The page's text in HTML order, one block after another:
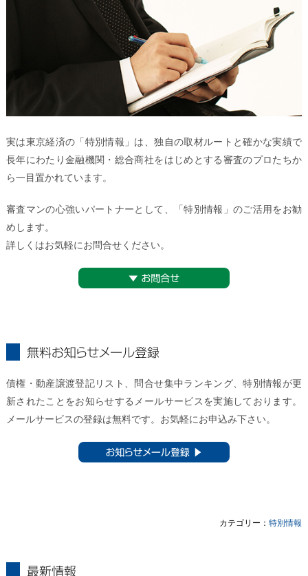
実は東京経済の「特別情報」は、独自の取材ルートと確かな実績で
長年にわたり金融機関・総合商社をはじめとする審査のプロたちか
ら一目置かれています。
審査マンの心強いパートナーとして、「特別情報」のご活用をお勧
めします。
詳しくはお気軽にお問合せください。
債権・動産譲渡登記リスト、問合せ集中ランキング、特別情報が更
新されたことをお知らせするメールサービスを実施しております。
メールサービスの登録は無料です。お気軽にお申込み下さい。
カテゴリー：特別情報